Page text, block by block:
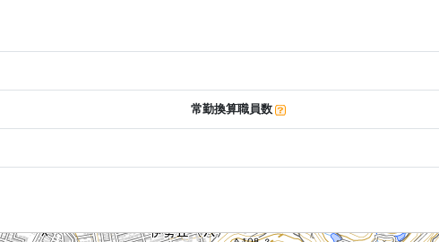
常勤換算職員数